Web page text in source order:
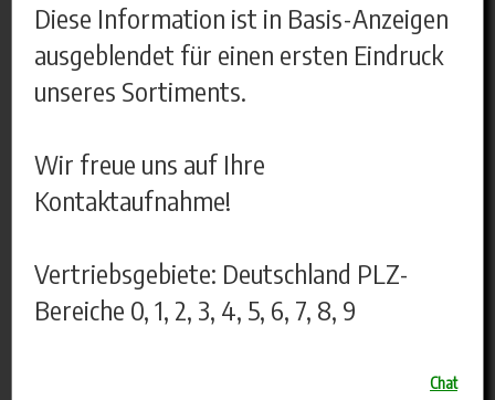
Diese Information ist in Basis-Anzeigen
ausgeblendet für einen ersten Eindruck
unseres Sortiments.
Wir freue uns auf Ihre
Kontaktaufnahme!
Vertriebsgebiete: Deutschland PLZ-
Bereiche 0, 1, 2, 3, 4, 5, 6, 7, 8, 9
Chat